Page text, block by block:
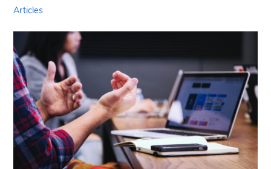
Articles